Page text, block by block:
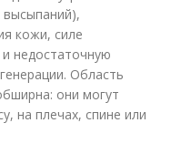
кожи, силе
недостаточную
Область
они могут
на плечах, спине или